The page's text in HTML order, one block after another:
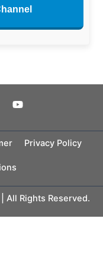
Privacy Policy
All Rights Reserved.